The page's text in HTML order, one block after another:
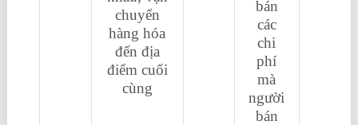
chuyển
hàng hóa
đến địa
điểm cuối
cùng
bán
các
chi
phí
mà
người
bán